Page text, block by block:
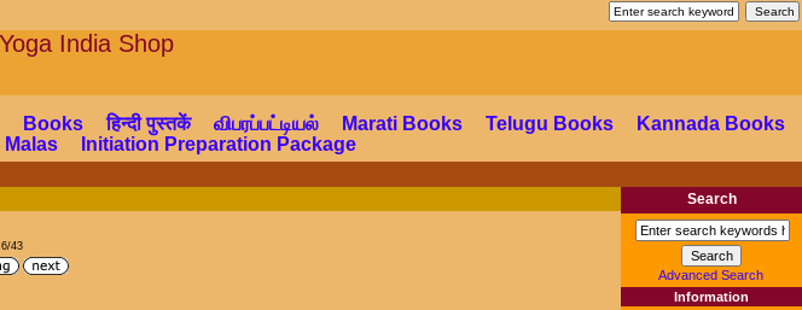
Yoga India Shop
Books हिन्दी पुस्तकें விபரப்பட்டியல் Marati Books Telugu Books
Kannada Books
Malas Initiation Preparation Package
43
Search
Advanced Search
Information